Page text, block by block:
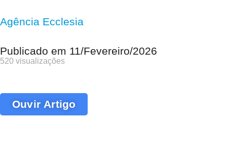
Agência Ecclesia
Publicado em 11/Fevereiro/2026
520 visualizações
Ouvir Artigo